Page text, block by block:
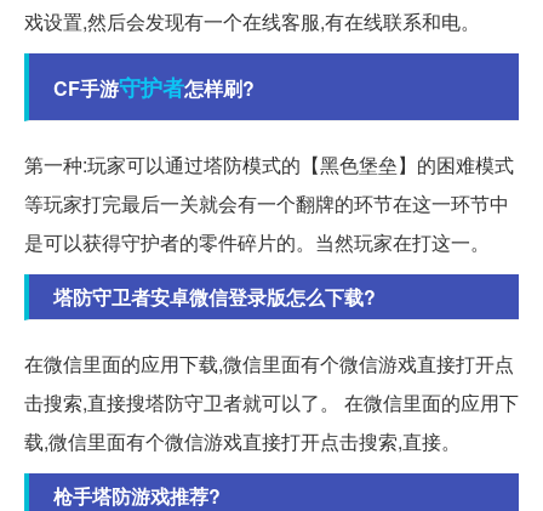
戏设置,然后会发现有一个在线客服,有在线联系和电。
CF手游守护者怎样刷?
第一种:玩家可以通过塔防模式的【黑色堡垒】的困难模式
等玩家打完最后一关就会有一个翻牌的环节在这一环节中
是可以获得守护者的零件碎片的。当然玩家在打这一。
塔防守卫者安卓微信登录版怎么下载?
在微信里面的应用下载,微信里面有个微信游戏直接打开点
击搜索,直接搜塔防守卫者就可以了。 在微信里面的应用下
载,微信里面有个微信游戏直接打开点击搜索,直接。
枪手塔防游戏推荐?